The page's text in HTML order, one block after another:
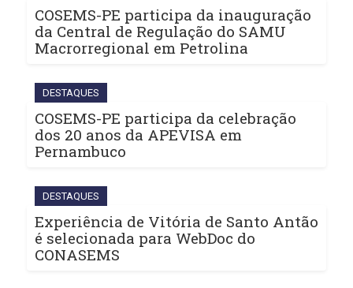
COSEMS-PE participa da inauguração
da Central de Regulação do SAMU
Macrorregional em Petrolina
DESTAQUES
COSEMS-PE participa da celebração
dos 20 anos da APEVISA em
Pernambuco
DESTAQUES
Experiência de Vitória de Santo Antão
é selecionada para WebDoc do
CONASEMS